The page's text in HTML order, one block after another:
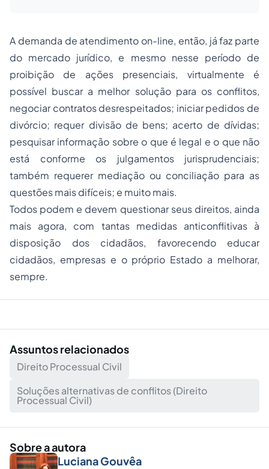
A demanda de atendimento on-line, então, já faz parte
do mercado jurídico, e mesmo nesse período de
proibição de ações presenciais, virtualmente é
possível buscar a melhor solução para os conflitos,
negociar contratos desrespeitados; iniciar pedidos de
divórcio; requer divisão de bens; acerto de dívidas;
pesquisar informação sobre o que é legal e o que não
está conforme os julgamentos jurisprudenciais;
também requerer mediação ou conciliação para as
questões mais difíceis; e muito mais.
Todos podem e devem questionar seus direitos, ainda
mais agora, com tantas medidas anticonflitivas à
disposição dos cidadãos, favorecendo educar
cidadãos, empresas e o próprio Estado a melhorar,
sempre.
Assuntos relacionados
Direito Processual Civil
Soluções alternativas de conflitos (Direito
Processual Civil)
Sobre a autora
Luciana Gouvêa